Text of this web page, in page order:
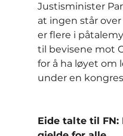
Justisminister
at ingen står
er flere i
til bevisene mot
for å ha løyet om
under en
Eide talte til FN: